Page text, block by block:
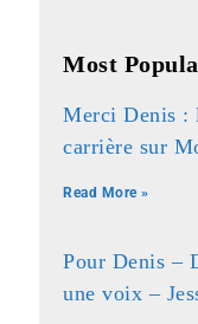
Most
Merci Denis :
carrière sur
Read More »
Pour Denis –
une voix –